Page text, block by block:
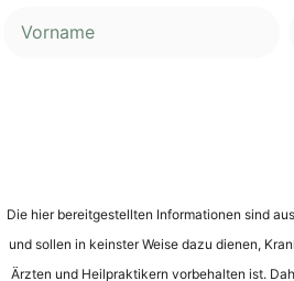
Die hier bereitgestellten Informationen sind
und sollen in keinster Weise dazu dienen,
Ärzten und Heilpraktikern vorbehalten ist.